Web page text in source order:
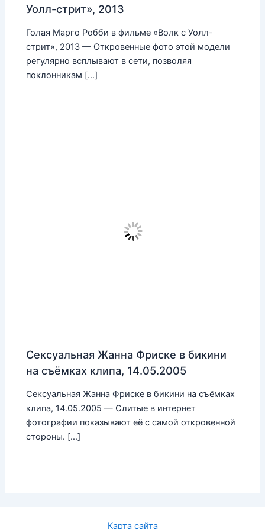
Уолл-стрит», 2013
Голая Марго Робби в фильме «Волк с Уолл-
стрит», 2013 — Откровенные фото этой модели
регулярно всплывают в сети, позволяя
поклонникам […]
Сексуальная Жанна Фриске в бикини
на съёмках клипа, 14.05.2005
Сексуальная Жанна Фриске в бикини на съёмках
клипа, 14.05.2005 — Слитые в интернет
фотографии показывают её с самой откровенной
стороны. […]
Карта сайта